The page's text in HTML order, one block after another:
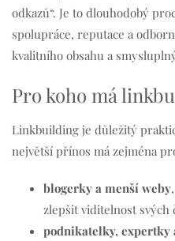
odkazů“. Je to dlouhodobý
spolupráce, reputace a
kvalitního obsahu a
Pro koho má
Linkbuilding je důležitý
největší přínos má zejména
blogerky a menší weby
zlepšit viditelnost svých
podnikatelky, expertky